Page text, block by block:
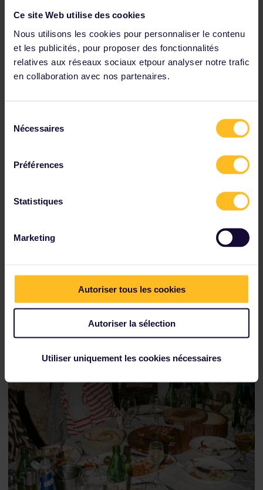
Ce site Web utilise des cookies
Nous utilisons les cookies pour personnaliser le contenu
et les publicités, pour proposer des fonctionnalités
relatives aux réseaux sociaux etpour analyser notre trafic
en collaboration avec nos partenaires.
Nécessaires
Préférences
Statistiques
Marketing
Autoriser tous les cookies
Autoriser la sélection
Utiliser uniquement les cookies nécessaires
le Pass, de Thessalonique à Blagoevgrad, puis un train
régional de Blagoevgrad à Sofia.)
Réservation de siège :non obligatoire
Consultez les liaisons ferroviaires et les options